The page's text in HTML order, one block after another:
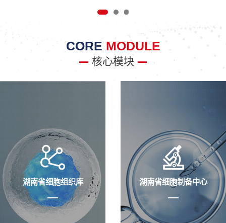
CORE MODULE
核心模块
湖南省细胞组织库 湖南省细胞制备中心